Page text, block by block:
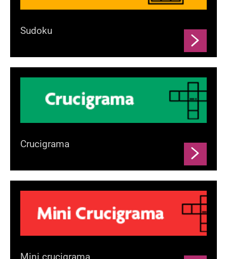
Sudoku
Crucigrama